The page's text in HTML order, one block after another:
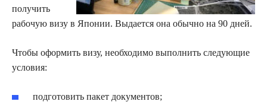
получить
рабочую визу в Японии. Выдается она обычно на 90 дней.
Чтобы оформить визу, необходимо выполнить следующие
условия:
подготовить пакет документов;